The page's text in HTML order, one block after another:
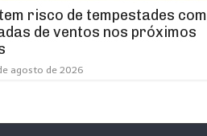
risco de tempestades com
de ventos nos próximos
agosto de 2026